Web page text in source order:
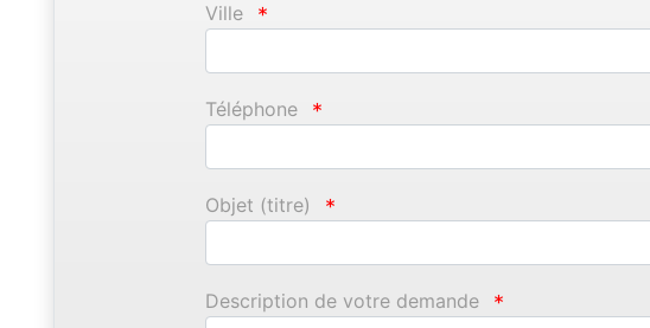
Ville *
Téléphone *
Objet (titre) *
Description de votre demande *